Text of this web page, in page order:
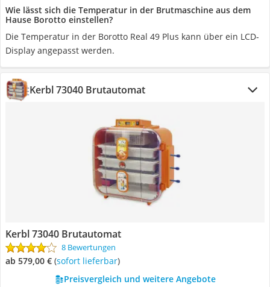
Wie lässt sich die Temperatur in der Brutmaschine aus dem
Hause Borotto einstellen?
Die Temperatur in der Borotto Real 49 Plus kann über ein LCD-
Display angepasst werden.
Kerbl 73040 Brutautomat
Kerbl 73040 Brutautomat
8 Bewertungen
ab 579,00 € ( Sofort lieferbar)
Preisvergleich und weitere Angebote